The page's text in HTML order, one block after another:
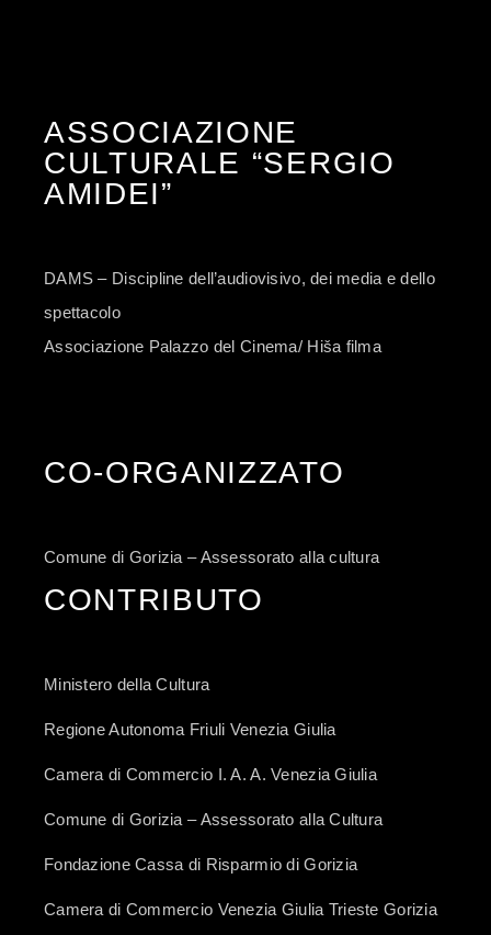
ASSOCIAZIONE
CULTURALE “SERGIO
AMIDEI”
DAMS – Discipline dell’audiovisivo, dei media e dello
spettacolo
Associazione Palazzo del Cinema/ Hiša filma
CO-ORGANIZZATO
Comune di Gorizia – Assessorato alla cultura
CONTRIBUTO
Ministero della Cultura
Regione Autonoma Friuli Venezia Giulia
Camera di Commercio I. A. A. Venezia Giulia
Comune di Gorizia – Assessorato alla Cultura
Fondazione Cassa di Risparmio di Gorizia
Camera di Commercio Venezia Giulia Trieste Gorizia